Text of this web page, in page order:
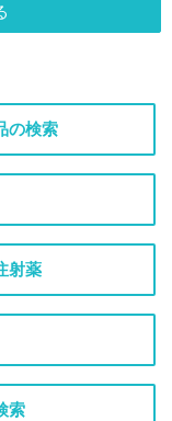
の検索
射薬
索